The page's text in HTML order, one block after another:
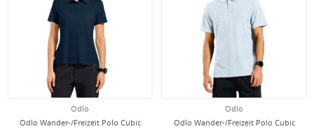
Odlo
Odlo Wander-/Freizeit Polo Cubic
Odlo
Odlo Wander-/Freizeit Polo Cubic